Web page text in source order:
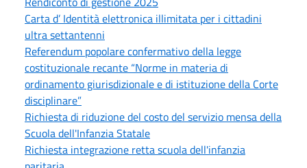
Carta d’ Identità elettronica illimitata per i cittadini
ultra settantenni
Referendum popolare confermativo della legge
costituzionale recante “Norme in materia di
ordinamento giurisdizionale e di istituzione della Corte
disciplinare”
Richiesta di riduzione del costo del servizio mensa della
Scuola dell'Infanzia Statale
Richiesta integrazione retta scuola dell'infanzia